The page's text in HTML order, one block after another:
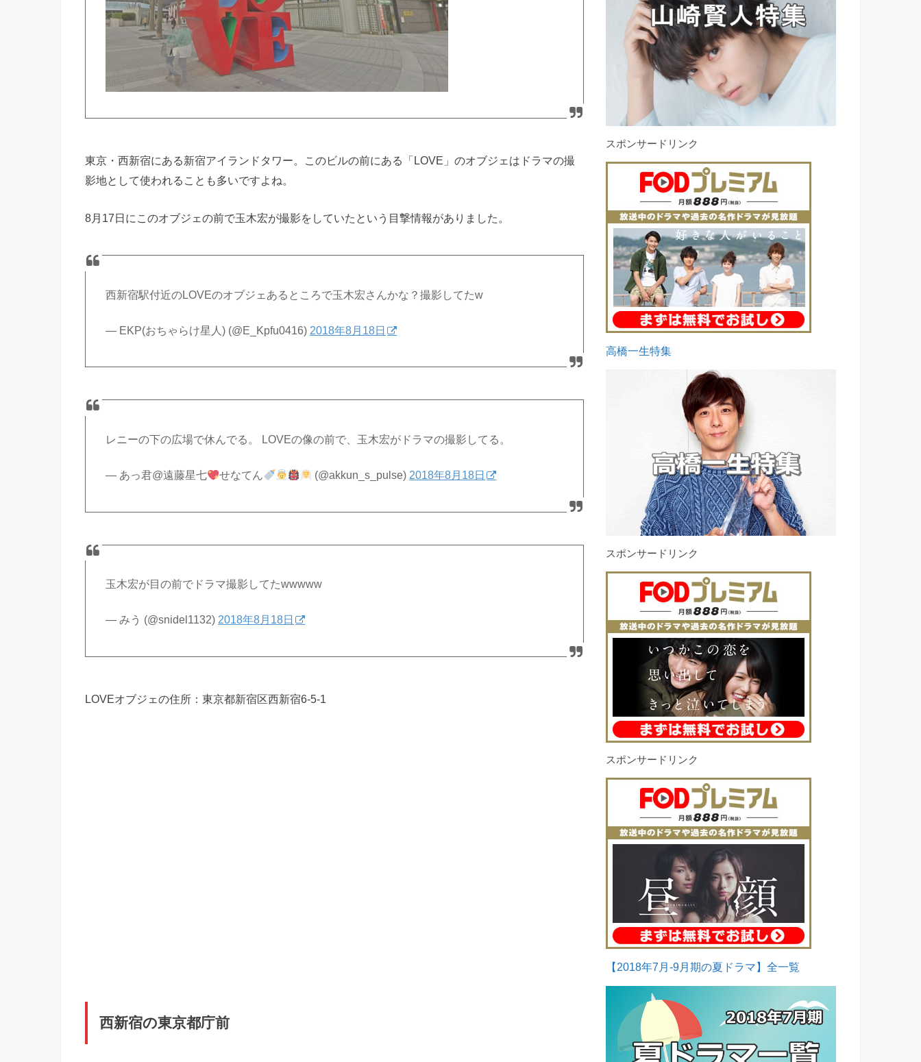
東京・西新宿にある新宿アイランドタワー。このビルの前にある「LOVE」のオブジェはドラマの撮
影地として使われることも多いですよね。
8月17日にこのオブジェの前で玉木宏が撮影をしていたという目撃情報がありました。
西新宿駅付近のLOVEのオブジェあるところで玉木宏さんかな？撮影してたw
— EKP(おちゃらけ星人) (@E_Kpfu0416) 2018年8月18日
レニーの下の広場で休んでる。 LOVEの像の前で、玉木宏がドラマの撮影してる。
— あっ君@遠藤星七 せなてん (@akkun_s_pulse) 2018年8月18日
玉木宏が目の前でドラマ撮影してたwwwww
— みう (@snidel1132) 2018年8月18日
LOVEオブジェの住所： 東京都新宿区西新宿6-5-1
西新宿の東京都庁前
スポンサードリンク
高橋一生特集
スポンサードリンク
スポンサードリンク
【2018年7月-9月期の夏ドラマ】全一覧